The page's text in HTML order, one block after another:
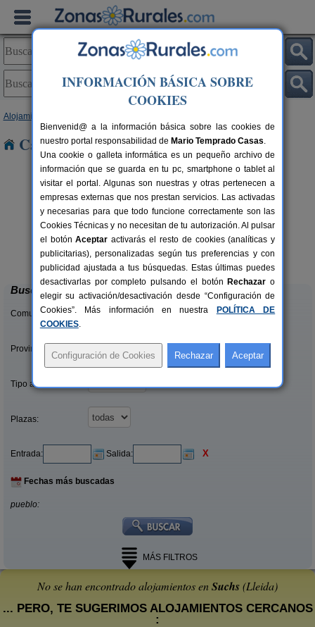
Alojamientos
Casas Rurales cerca de Suchs
2-14 pers.
desde 23 €
Apartamentos turísticos Tárrega
Al Bon Pas Rural
Boldú (Lleida)
Buscar
Comunidades:
Provincias/Islas:
Tipo alquiler:
Plazas:
Entrada: Salida: X
Fechas más buscadas
pueblo:
MÁS FILTROS
No se han encontrado alojamientos enSuchs(Lleida)
... PERO, TE SUGERIMOS ALOJAMIENTOS CERCANOS
:
INFORMACIÓN BÁSICA SOBRE
COOKIES
Bienvenid@ a la información básica sobre las cookies de
nuestro portal responsabilidad de Mario Temprado Casas.
Una cookie o galleta informática es un pequeño archivo de
información que se guarda en tu pc, smartphone o tablet al
visitar el portal. Algunas son nuestras y otras pertenecen a
empresas externas que nos prestan servicios. Las activadas
y necesarias para que todo funcione correctamente son las
Cookies Técnicas y no necesitan de tu autorización. Al pulsar
el botónAceptar activarás el resto de cookies (analíticas y
publicitarias), personalizadas según tus preferencias y con
publicidad ajustada a tus búsquedas. Estas últimas puedes
desactivarlas por completo pulsando el botón Rechazar o
elegir su activación/desactivación desde “Configuración de
Cookies”. Más información en nuestra
POLÍTICA DE
COOKIES.